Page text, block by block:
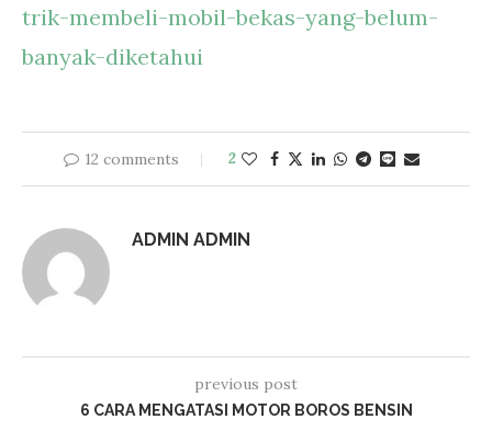
trik-membeli-mobil-bekas-yang-belum-
banyak-diketahui
12 comments 2
ADMIN ADMIN
previous post
6 CARA MENGATASI MOTOR BOROS BENSIN